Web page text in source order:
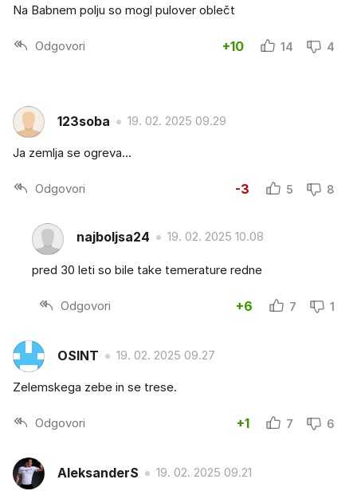
Na Babnem polju so mogl pulover oblečt
Odgovori +10 14 4
123soba 19. 02. 2025 09.29
Ja zemlja se ogreva...
Odgovori -3 5 8
najboljsa24 19. 02. 2025 10.08
pred 30 leti so bile take temerature redne
Odgovori +6 7 1
OSINT 19. 02. 2025 09.27
Zelemskega zebe in se trese.
Odgovori +1 7 6
AleksanderS 19. 02. 2025 09.21